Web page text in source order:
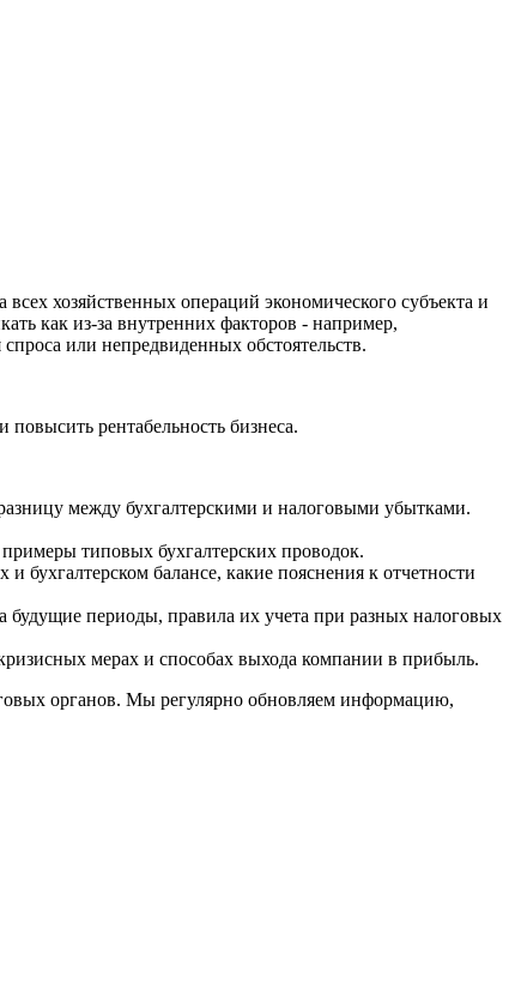
хозяйственных операций экономического субъекта и
как из-за внутренних факторов - например,
или непредвиденных обстоятельств.
рентабельность бизнеса.
между бухгалтерскими и налоговыми убытками.
типовых бухгалтерских проводок.
бухгалтерском балансе, какие пояснения к отчетности
будущие периоды, правила их учета при разных налоговых
мерах и способах выхода компании в прибыль.
органов. Мы регулярно обновляем информацию,